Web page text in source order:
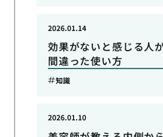
効果がないと感じる人
間違った使い方
2026.01.14
知識
2026.01.10